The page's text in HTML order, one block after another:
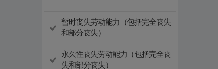
暂时丧失劳动能力（包括完全丧失
和部分丧失）
永久性丧失劳动能力（包括完全丧
失和部分丧失）